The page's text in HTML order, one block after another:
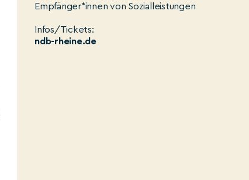
Empfänger*innen von Sozialleistungen
Infos/Tickets:
ndb-rheine.de